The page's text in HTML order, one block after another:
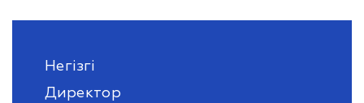
Негізгі
Директор